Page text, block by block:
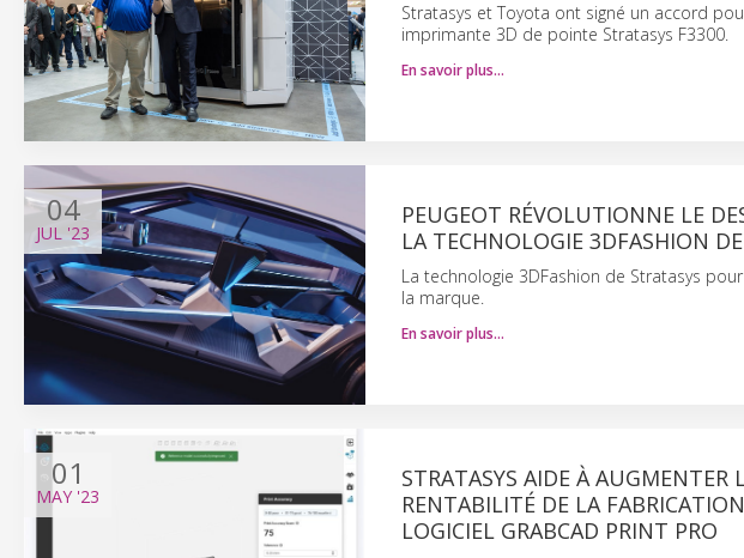
Stratasys et Toyota ont signé un accord
imprimante 3D de pointe Stratasys F3300.
En savoir plus…
04
JUL '23
PEUGEOT RÉVOLUTIONNE LE
LA TECHNOLOGIE 3DFASHION
La technologie 3DFashion de Stratasys
la marque.
En savoir plus…
01
MAY '23
STRATASYS AIDE À
RENTABILITÉ DE LA
LOGICIEL GRABCAD PRINT PRO